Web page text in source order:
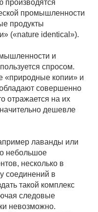
производятся
промышленности
продукты
(«nature identical»).
и
спросом.
«природные копии» и
совершенно
отражается на их
дешевле
лаванды или
небольшое
несколько в
соединений в
такой комплекс
следовые
невозможно.